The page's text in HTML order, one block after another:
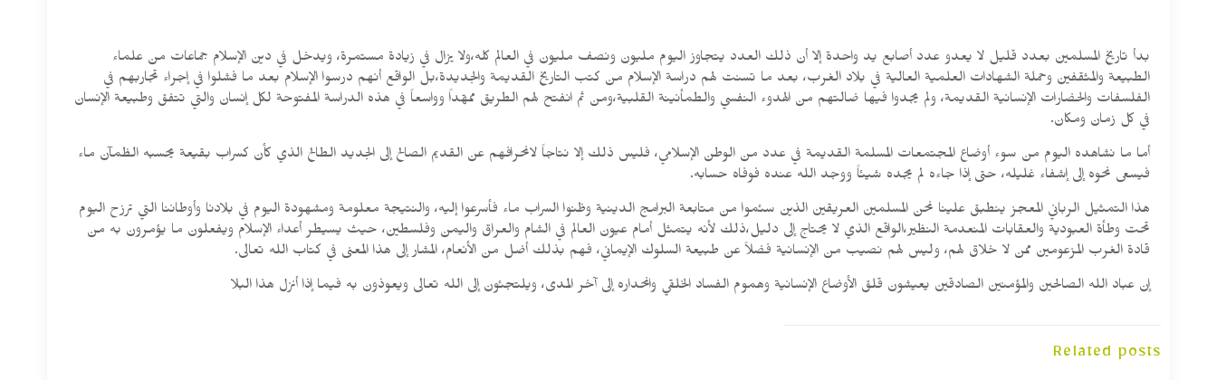
بدأ تاريخ المسلمين بعدد قليل لا يعدو عدد أصابع يد واحدة إلا أن ذلك العدد يتجاوز اليوم مليون ونصف مليون في العالم كله،ولا يزال في زيادة مستمرة، ويدخل في دين الإسلام جماعات من علماء
الطبيعة والمثقفين وحملة الشهادات العلمية العالية في بلاد الغرب، بعد ما تسنت لهم دراسة الإسلام من كتب التاريخ القديمة والجديدة،بل الواقع أنهم درسوا الإسلام بعد ما فشلوا في إجراء تجاربهم في
الفلسفات والحضارات الإنسانية القديمة، ولم يجدوا فيها ضالتهم من الهدوء النفسي والطمأنينة القلبية،ومن ثم انفتح لهم الطريق ممهّداً وواسعاً في هذه الدراسة المفتوحة لكل إنسان والتي تتفق وطبيعة الإنسان
في كل زمان ومكان.
أما ما نشاهده اليوم من سوء أوضاع المجتمعات المسلمة القديمة في عدد من الوطن الإسلامي، فليس ذلك إلا نتاجاً لانحرافهم عن القديم الصالح إلى الجديد الطالح الذي كأن كسراب بقيعة يحسبه الظمآن ماء
فيسعى نحوه إلى إشفاء غليله، حتى إذا جاءه لم يجده شيئاً ووجد الله عنده فوفاه حسابه.
هذا التمثيل الرباني المعجز ينطبق علينا نحن المسلمين العريقين الذين سئموا من متابعة البرامج الدينية وظنوا السراب ماء فأسرعوا إليه، والنتيجة معلومة ومشهودة اليوم في بلادنا وأوطاننا التي ترزح اليوم
تحت وطأة العبودية والعقابات المنعدمة النظير،الواقع الذي لا يحتاج إلى دليل،ذلك لأنه يتمثل أمام عيون العالم في الشام والعراق واليمن وفلسطين، حيث يسيطر أعداء الإسلام ويفعلون ما يؤمرون به من
قادة الغرب المزعومين ممن لا خلاق لهم، وليس لهم نصيب من الإنسانية فضلاً عن طبيعة السلوك الإيماني، فهم بذلك أضل من الأنعام، المشار إلى هذا المعنى في كتاب الله تعالى.
إن عباد الله الصالحين والمؤمنين الصادقين يعيشون قلق الأوضاع الإنسانية وهموم الفساد الخلقي وانحداره إلى آخر المدى، ويلتجئون إلى الله تعالى ويعوذون به فيما إذا أنزل هذا البلا
Related posts